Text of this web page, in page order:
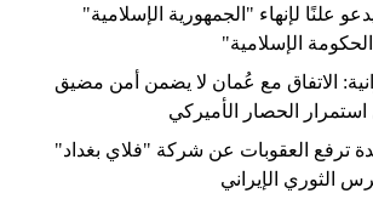
علنًا لإنهاء "الجمهورية الإسلامية"
الإسلامية"
الاتفاق مع عُمان لا يضمن أمن مضيق
الحصار الأميركي
ترفع العقوبات عن شركة "فلاي بغداد"
الثوري الإيراني